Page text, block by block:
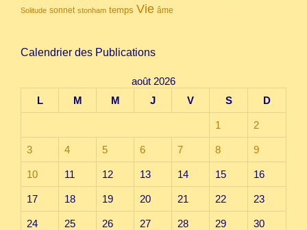
Solitude sonnet stonham temps Vie âme
Calendrier des Publications
août 2026
L
M M J V S D
1 2
3 4 5 6 7 8 9
10 11 12 13 14 15 16
17 18 19 20 21 22 23
24 25 26 27 28 29 30